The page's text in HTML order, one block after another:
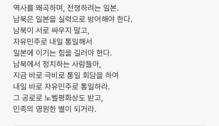
역사를 왜곡하며, 전쟁하려는 일본.
남북은 일본을 실력으로 방어해야 한다.
남북이 서로 싸우지 말고,
자유민주로 내일 통일해서
일본에 이기는 힘을 길러야 한다.
남북에서 정치하는 사람들아,
지금 바로 극비로 통일 회담을 하여
내일 바로 자유민주로 통일하라.
그 공로로 노벨평화상도 받고,
민족의 영원한 별이 되거라.